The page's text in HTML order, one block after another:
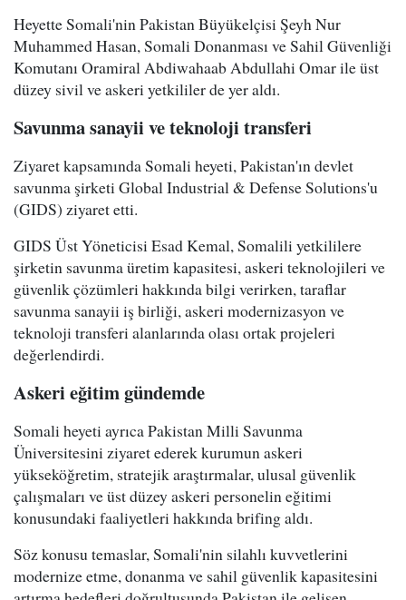
Heyette Somali'nin Pakistan Büyükelçisi Şeyh Nur
Muhammed Hasan, Somali Donanması ve Sahil Güvenliği
Komutanı Oramiral Abdiwahaab Abdullahi Omar ile üst
düzey sivil ve askeri yetkililer de yer aldı.
Savunma sanayii ve teknoloji transferi
Ziyaret kapsamında Somali heyeti, Pakistan'ın devlet
savunma şirketi Global Industrial & Defense Solutions'u
(GIDS) ziyaret etti.
GIDS Üst Yöneticisi Esad Kemal, Somalili yetkililere
şirketin savunma üretim kapasitesi, askeri teknolojileri ve
güvenlik çözümleri hakkında bilgi verirken, taraflar
savunma sanayii iş birliği, askeri modernizasyon ve
teknoloji transferi alanlarında olası ortak projeleri
değerlendirdi.
Askeri eğitim gündemde
Somali heyeti ayrıca Pakistan Milli Savunma
Üniversitesini ziyaret ederek kurumun askeri
yükseköğretim, stratejik araştırmalar, ulusal güvenlik
çalışmaları ve üst düzey askeri personelin eğitimi
konusundaki faaliyetleri hakkında brifing aldı.
Söz konusu temaslar, Somali'nin silahlı kuvvetlerini
modernize etme, donanma ve sahil güvenlik kapasitesini